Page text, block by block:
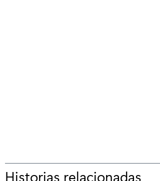
Historias relacionadas